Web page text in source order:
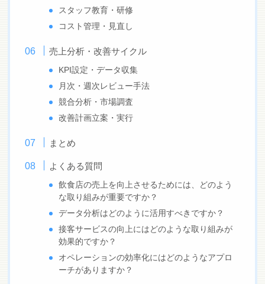
スタッフ教育・研修
コスト管理・見直し
売上分析・改善サイクル
KPI設定・データ収集
月次・週次レビュー手法
競合分析・市場調査
改善計画立案・実行
まとめ
よくある質問
飲食店の売上を向上させるためには、どのよう
な取り組みが重要ですか？
データ分析はどのように活用すべきですか？
接客サービスの向上にはどのような取り組みが
効果的ですか？
オペレーションの効率化にはどのようなアプロ
ーチがありますか？